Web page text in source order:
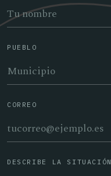
PUEBLO
CORREO
DESCRIBE LA SITUACIÓN